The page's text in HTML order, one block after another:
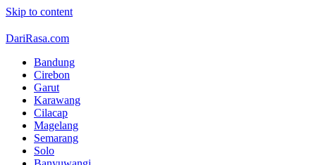
Skip to content
DariRasa.com
Bandung
Cirebon
Garut
Karawang
Cilacap
Magelang
Semarang
Solo